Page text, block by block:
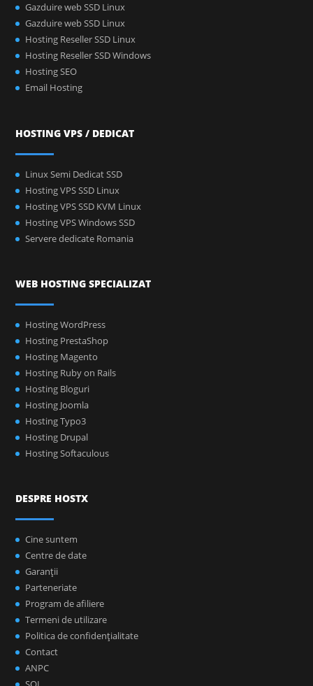
Gazduire web SSD Linux
Gazduire web SSD Linux
Hosting Reseller SSD Linux
Hosting Reseller SSD Windows
Hosting SEO
Email Hosting
HOSTING VPS / DEDICAT
Linux Semi Dedicat SSD
Hosting VPS SSD Linux
Hosting VPS SSD KVM Linux
Hosting VPS Windows SSD
Servere dedicate Romania
WEB HOSTING SPECIALIZAT
Hosting WordPress
Hosting PrestaShop
Hosting Magento
Hosting Ruby on Rails
Hosting Bloguri
Hosting Joomla
Hosting Typo3
Hosting Drupal
Hosting Softaculous
DESPRE HOSTX
Cine suntem
Centre de date
Garanţii
Parteneriate
Program de afiliere
Termeni de utilizare
Politica de confidenţialitate
Contact
ANPC